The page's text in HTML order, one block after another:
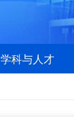
学科与人才